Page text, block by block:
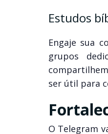
Estudos
Engaje sua
grupos
ser útil para
O Telegram